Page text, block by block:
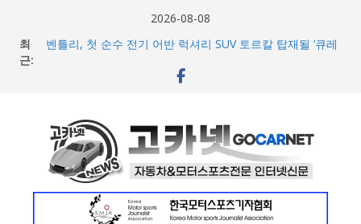
2026-08-08
최
근:
벤틀리, 첫 순수 전기 어반 럭셔리 SUV 토르칼 탑재될 ‘큐레
벤틀리서울, 광주 신세계백화점에서 호남지역 최초 브랜드
며 본격 대회 준비 돌입
현대차·기아, ‘2026 레드닷 어워드’에서 최우수상 2개·본상
15개 수상
[신차] BMW, 8월 온라인 한정 에디션 3종 출시… 11일
‘BMW 샵 온라인’ 판매 개시